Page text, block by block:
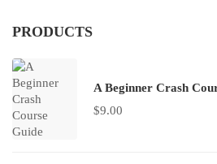
PRODUCTS
A Beginner Crash
$9.00